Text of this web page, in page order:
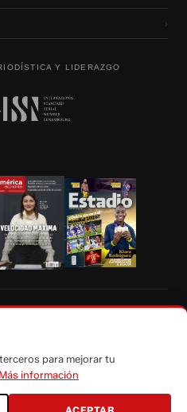
›
Y LIDERAZGO
los contenidos de Vistazo.com.
para mejorar tu
Más información
ACEPTAR